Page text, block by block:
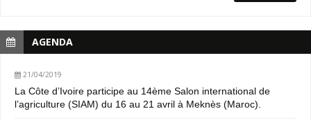
AGENDA
21/04/2019
La Côte d’Ivoire participe au 14ème Salon international de
l’agriculture (SIAM) du 16 au 21 avril à Meknès (Maroc).